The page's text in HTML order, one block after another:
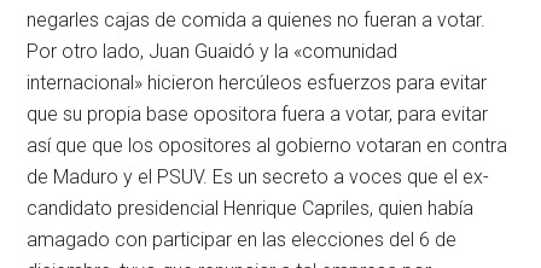
negarles cajas de comida a quienes no fueran a votar.
Por otro lado, Juan Guaidó y la «comunidad
internacional» hicieron hercúleos esfuerzos para evitar
que su propia base opositora fuera a votar, para evitar
así que que los opositores al gobierno votaran en contra
de Maduro y el PSUV. Es un secreto a voces que el ex-
candidato presidencial Henrique Capriles, quien había
amagado con participar en las elecciones del 6 de